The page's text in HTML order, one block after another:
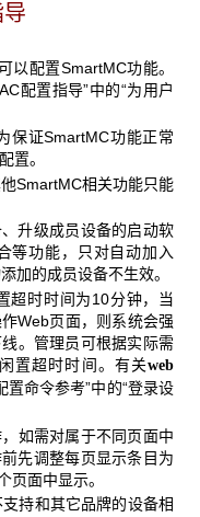
以配置SmartMC功能。
配置指导”中的“为用户
保证SmartMC功能正常
置。
SmartMC相关功能只能
升级成员设备的启动软
等功能，只对自动加入
加的成员设备不生效。
超时时间为10分钟，当
Web页面，则系统会强
。管理员可根据实际需
置超时时间。有关web
命令参考”中的“登录设
如需对属于不同页面中
先调整每页显示条目为
页面中显示。
持和其它品牌的设备相